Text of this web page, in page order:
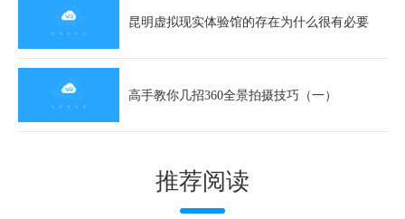
昆明虚拟现实体验馆的存在为什么很有必要
高手教你几招360全景拍摄技巧（一）
推荐阅读